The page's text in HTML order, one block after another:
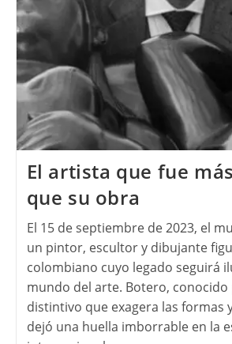
El artista que fue
que su obra
El 15 de septiembre de 2023, el
un pintor, escultor y dibujante
colombiano cuyo legado seguirá
mundo del arte. Botero,
distintivo que exagera las formas
dejó una huella imborrable en la